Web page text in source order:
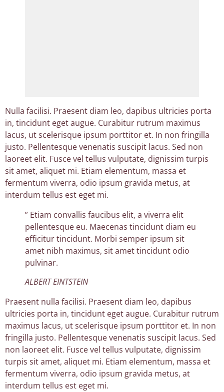
Nulla facilisi. Praesent diam leo, dapibus ultricies porta
in, tincidunt eget augue. Curabitur rutrum maximus
lacus, ut scelerisque ipsum porttitor et. In non fringilla
justo. Pellentesque venenatis suscipit lacus. Sed non
laoreet elit. Fusce vel tellus vulputate, dignissim turpis
sit amet, aliquet mi. Etiam elementum, massa et
fermentum viverra, odio ipsum gravida metus, at
interdum tellus est eget mi.
” Etiam convallis faucibus elit, a viverra elit
pellentesque eu. Maecenas tincidunt diam eu
efficitur tincidunt. Morbi semper ipsum sit
amet nibh maximus, sit amet tincidunt odio
pulvinar.
ALBERT EINTSTEIN
Praesent nulla facilisi. Praesent diam leo, dapibus
ultricies porta in, tincidunt eget augue. Curabitur rutrum
maximus lacus, ut scelerisque ipsum porttitor et. In non
fringilla justo. Pellentesque venenatis suscipit lacus. Sed
non laoreet elit. Fusce vel tellus vulputate, dignissim
turpis sit amet, aliquet mi. Etiam elementum, massa et
fermentum viverra, odio ipsum gravida metus, at
interdum tellus est eget mi.